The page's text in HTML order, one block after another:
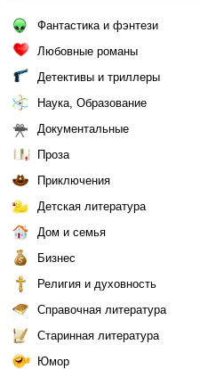
Фантастика и фэнтези
Любовные романы
Детективы и триллеры
Наука, Образование
Документальные
Проза
Приключения
Детская литература
Дом и семья
Бизнес
Религия и духовность
Справочная литература
Старинная литература
Юмор